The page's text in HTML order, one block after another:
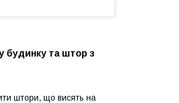
будинку та штор з
штори, що висять на